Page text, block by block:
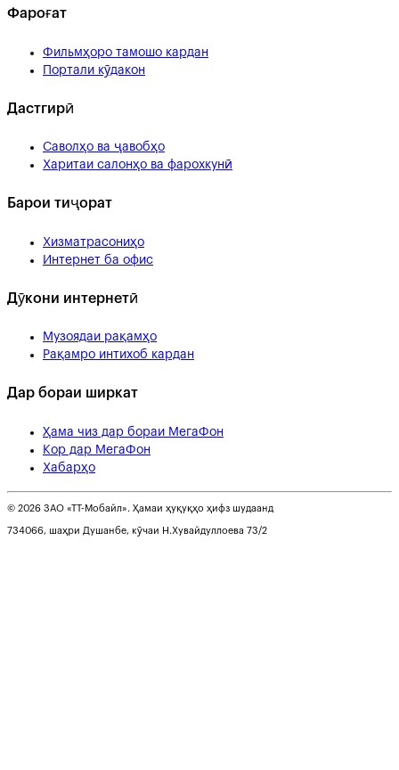
Фароғат
Фильмҳоро тамошо кардан
Портали кӯдакон
Дастгирӣ
Саволҳо ва ҷавобҳо
Харитаи салонҳо ва фарохкунӣ
Барои тиҷорат
Хизматрасониҳо
Интернет ба офис
Дӯкони интернетӣ
Музоядаи рақамҳо
Рақамро интихоб кардан
Дар бораи ширкат
Ҳама чиз дар бораи МегаФон
Кор дар МегаФон
Хабарҳо
© 2026 ЗАО «ТТ-Мобайл». Ҳамаи ҳуқуқҳо ҳифз шудаанд
734066, шаҳри Душанбе, кӯчаи Н.Хувайдуллоева 73/2